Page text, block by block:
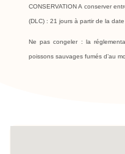
CONSERVATION A conserver
(DLC) : 21 jours à partir de la
Ne pas congeler : la
poissons sauvages fumés d’au